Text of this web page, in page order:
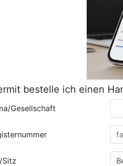
bestelle ich einen
Gesellschaft
Sitz